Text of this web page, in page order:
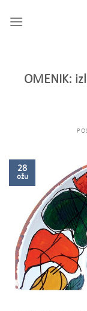
OMENIK:
28
ožu